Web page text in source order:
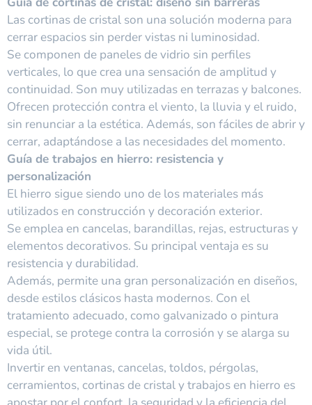
Las cortinas de cristal son una solución moderna para
cerrar espacios sin perder vistas ni luminosidad.
Se componen de paneles de vidrio sin perfiles
verticales, lo que crea una sensación de amplitud y
continuidad. Son muy utilizadas en terrazas y balcones.
Ofrecen protección contra el viento, la lluvia y el ruido,
sin renunciar a la estética. Además, son fáciles de abrir y
cerrar, adaptándose a las necesidades del momento.
Guía de trabajos en hierro: resistencia y
personalización
El hierro sigue siendo uno de los materiales más
utilizados en construcción y decoración exterior.
Se emplea en cancelas, barandillas, rejas, estructuras y
elementos decorativos. Su principal ventaja es su
resistencia y durabilidad.
Además, permite una gran personalización en diseños,
desde estilos clásicos hasta modernos. Con el
tratamiento adecuado, como galvanizado o pintura
especial, se protege contra la corrosión y se alarga su
vida útil.
Invertir en ventanas, cancelas, toldos, pérgolas,
cerramientos, cortinas de cristal y trabajos en hierro es